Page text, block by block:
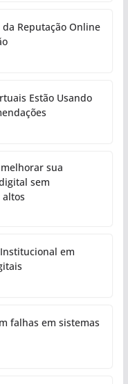
Reputação Online
Estão Usando
sua
sem
em
falhas em sistemas